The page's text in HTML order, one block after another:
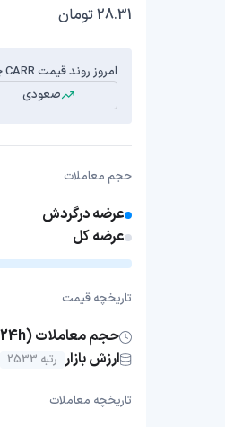
28.31 تومان
امروز روند قیمت CARR چگونه خواهد بود؟
صعودی
حجم معاملات
عرضه درگردش
عرضه کل
تاریخچه قیمت
حجم معاملات (24h)
ارزش بازار رتبه 2533
تاریخچه معاملات